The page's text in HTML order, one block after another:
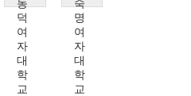
동
덕
여
자
대
학
교
숙
명
여
자
대
학
교